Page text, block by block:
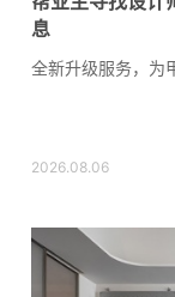
息
全新升级服务，为
2026.08.06